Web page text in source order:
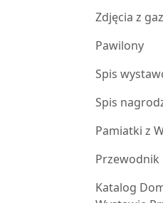
Zdjęcia z
Pawilony
Spis
Spis
Pamiatki z
Przewodnik
Katalog